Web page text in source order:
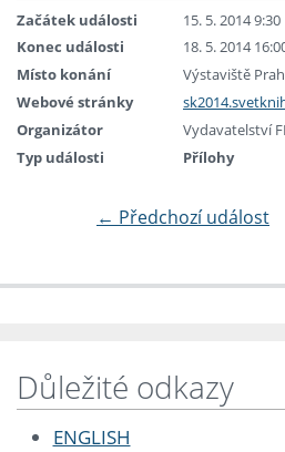
Začátek události
15. 5. 2014 9:30
Konec události
18. 5. 2014
Místo konání
Výstaviště
Webové stránky
Organizátor
Vydavatelství
Typ události
Přílohy
← Předchozí událost
Důležité odkazy
ENGLISH